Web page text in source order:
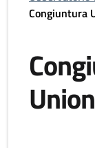
Congiuntura